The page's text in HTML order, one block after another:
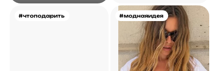
#чтоподарить #моднаяидея